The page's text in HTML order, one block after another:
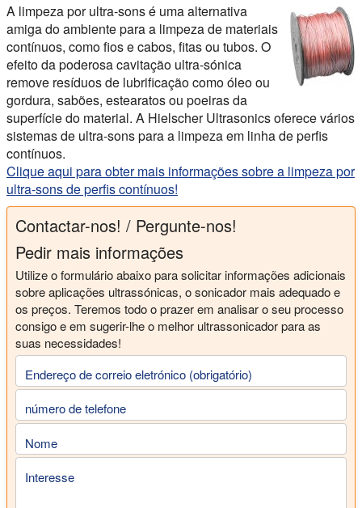
A limpeza por ultra-sons é uma alternativa
amiga do ambiente para a limpeza de materiais
contínuos, como fios e cabos, fitas ou tubos. O
efeito da poderosa cavitação ultra-sónica
remove resíduos de lubrificação como óleo ou
gordura, sabões, estearatos ou poeiras da
superfície do material. A Hielscher Ultrasonics oferece vários
sistemas de ultra-sons para a limpeza em linha de perfis
contínuos.
Clique aqui para obter mais informações sobre a limpeza por
ultra-sons de perfis contínuos!
Contactar-nos! / Pergunte-nos!
Pedir mais informações
Utilize o formulário abaixo para solicitar informações adicionais
sobre aplicações ultrassónicas, o sonicador mais adequado e
os preços. Teremos todo o prazer em analisar o seu processo
consigo e em sugerir-lhe o melhor ultrassonicador para as
suas necessidades!
Endereço de correio eletrónico (obrigatório)
número de telefone
Nome
Interesse